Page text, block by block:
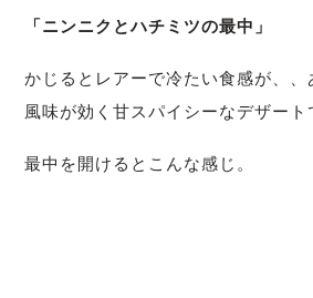
「ニンニクとハチミツの最中」
かじるとレアーで冷たい食感が、
風味が効く甘スパイシーなデザート
最中を開けるとこんな感じ。